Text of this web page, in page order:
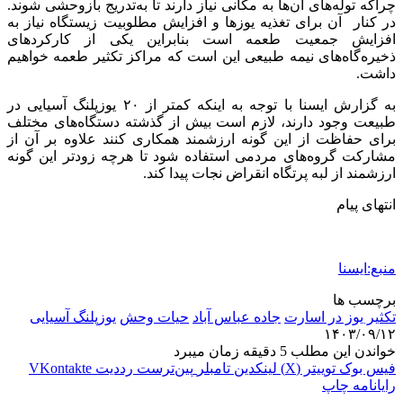
چراکه توله‌های آن‌ها به مکانی نیاز دارند تا به‌تدریج بازوحشی شوند.
در کنار آن برای تغذیه یوزها و افزایش مطلوبیت زیستگاه نیاز به
افزایش جمعیت طعمه است بنابراین یکی از کارکردهای
ذخیره‌گاه‌های نیمه طبیعی این است که مراکز تکثیر طعمه خواهیم
داشت.
به گزارش ایسنا با توجه به اینکه کمتر از ۲۰ یوزپلنگ آسیایی در
طبیعت وجود دارند، لازم است بیش از گذشته دستگاه‌های مختلف
برای حفاظت از این گونه ارزشمند همکاری کنند علاوه بر آن از
مشارکت گروه‌های مردمی استفاده شود تا هرچه زودتر این گونه
ارزشمند از لبه پرتگاه انقراض نجات پیدا کند.
انتهای پیام
منبع:ایسنا
برچسب ها
تکثیر یوز در اسارت جاده عباس آباد حیات وحش یوزپلنگ آسیایی
۱۴۰۳/۰۹/۱۲
خواندن این مطلب 5 دقیقه زمان میبرد
فیس بوک توییتر (X) لینکدین ‫تامبلر ‫پین‌ترست ‫رددیت ‫VKontakte
رایانامه چاپ